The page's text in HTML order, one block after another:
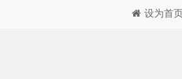
设为首